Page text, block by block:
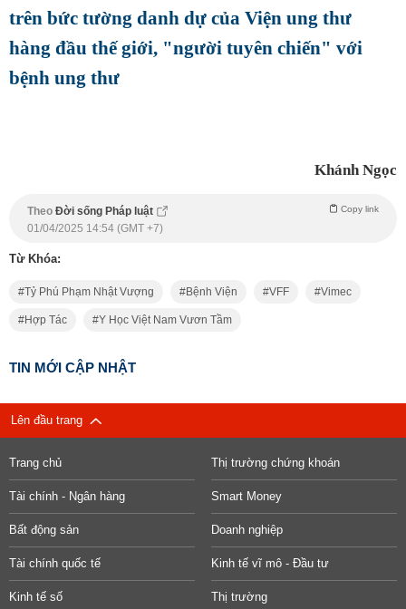
trên bức tường danh dự của Viện ung thư
hàng đầu thế giới, "người tuyên chiến" với
bệnh ung thư
Khánh Ngọc
Theo Đời sống Pháp luật Copy link
01/04/2025 14:54 (GMT +7)
Từ Khóa:
Tỷ Phú Phạm Nhật Vượng Bệnh Viện VFF Vimec
Hợp Tác Y Học Việt Nam Vươn Tầm
TIN MỚI CẬP NHẬT
Lên đầu trang
Trang chủ Thị trường chứng khoán
Tài chính - Ngân hàng Smart Money
Bất động sản Doanh nghiệp
Tài chính quốc tế Kinh tế vĩ mô - Đầu tư
Kinh tế số Thị trường